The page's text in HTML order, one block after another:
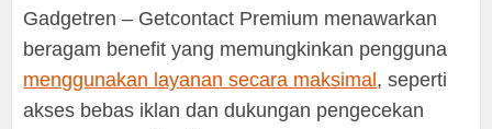
Gadgetren – Getcontact Premium menawarkan
beragam benefit yang memungkinkan pengguna
menggunakan layanan secara maksimal , seperti
akses bebas iklan dan dukungan pengecekan